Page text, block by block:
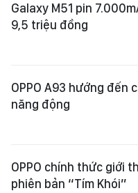
Galaxy M51 pin
9,5 triệu đồng
OPPO A93 hướng đến
năng động
OPPO chính thức giới
phiên bản “Tím Khói”